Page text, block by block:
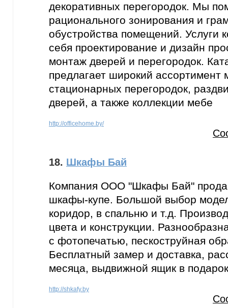
декоративных перегородок. Мы
рационального зонирования и
обустройства помещений. Услуги
себя проектирование и дизайн
монтаж дверей и перегородок.
предлагает широкий ассортимент
стационарных перегородок,
дверей, а также коллекции мебе
http://officehome.by/
18. Шкафы Бай
Компания ООО "Шкафы Бай"
шкафы-купе. Большой выбор
коридор, в спальню и т.д.
цвета и конструкции.
с фотопечатью, пескоструйная
Бесплатный замер и доставка,
месяца, выдвижной ящик в
http://shkafy.by